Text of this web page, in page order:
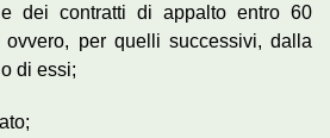
dei contratti di appalto entro 60
per quelli successivi, dalla
di essi;